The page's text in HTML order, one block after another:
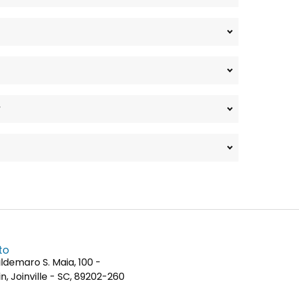
S. Maia, 100 -
Joinville - SC, 89202-260